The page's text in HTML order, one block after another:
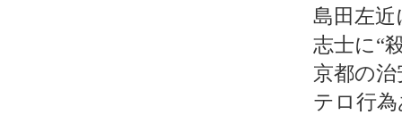
島田左近に
志士に“殺
京都の治安
テロ行為あ